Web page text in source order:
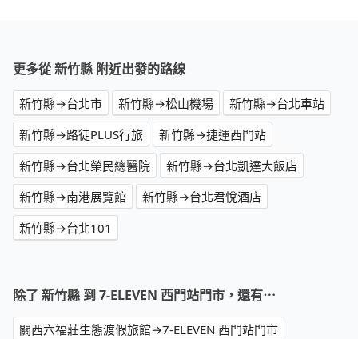
更多從 新竹縣 附近出發的路線
新竹縣→台北市 新竹縣→松山機場
新竹縣→台北車站
新竹縣→路徒PLUS行旅
新竹縣→捷運西門站
新竹縣→台北榮民總醫院
新竹縣→台北凱達大飯店
新竹縣→南港展覽館
新竹縣→台北君悅酒店
新竹縣→台北101
除了 新竹縣 到 7-ELEVEN 西門站門市，還有⋯
關西六福莊生態渡假旅館→7-ELEVEN 西門站門市